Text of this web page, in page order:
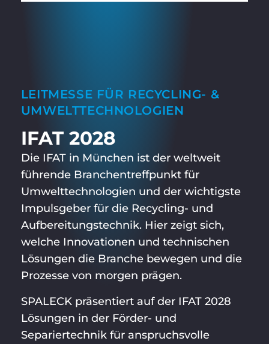
LEITMESSE FÜR RECYCLING- &
UMWELTTECHNOLOGIEN
IFAT 2028
Die IFAT in München ist der weltweit
führende Branchentreffpunkt für
Umwelttechnologien und der wichtigste
Impulsgeber für die Recycling- und
Aufbereitungstechnik. Hier zeigt sich,
welche Innovationen und technischen
Lösungen die Branche bewegen und die
Prozesse von morgen prägen.
SPALECK präsentiert auf der IFAT 2028
Lösungen in der Förder- und
Separiertechnik für anspruchsvolle